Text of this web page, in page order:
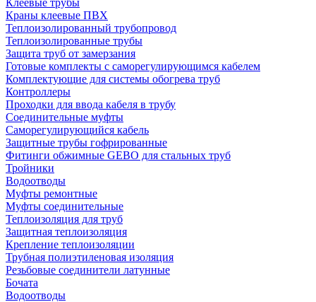
Краны клеевые ПВХ
Теплоизолированный трубопровод
Теплоизолированные трубы
Защита труб от замерзания
Готовые комплекты с саморегулирующимся кабелем
Комплектующие для системы обогрева труб
Контроллеры
Проходки для ввода кабеля в трубу
Соединительные муфты
Саморегулирующийся кабель
Защитные трубы гофрированные
Фитинги обжимные GEBO для стальных труб
Тройники
Водоотводы
Муфты ремонтные
Муфты соединительные
Теплоизоляция для труб
Защитная теплоизоляция
Крепление теплоизоляции
Трубная полиэтиленовая изоляция
Резьбовые соединители латунные
Бочата
Водоотводы